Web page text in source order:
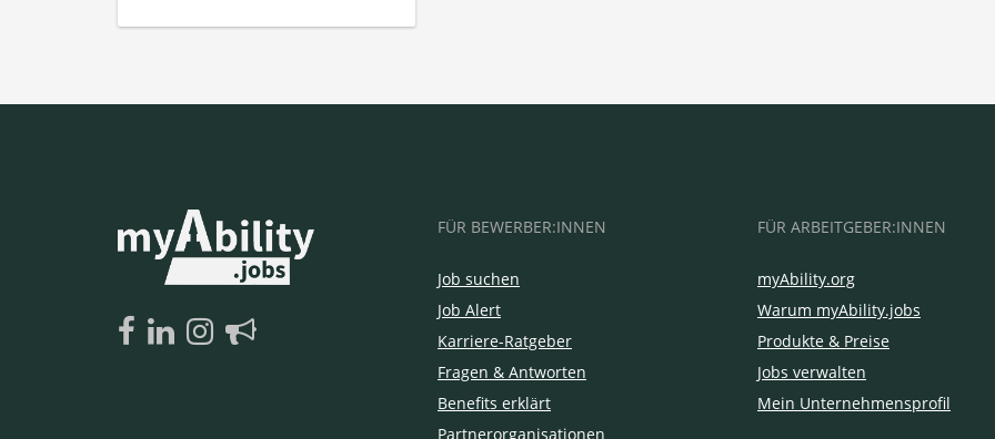
FÜR BEWERBER:INNEN
Job suchen
Job Alert
Karriere-Ratgeber
Fragen & Antworten
Benefits erklärt
Partnerorganisationen
FÜR ARBEITGEBER:INNEN
myAbility.org
Warum myAbility.jobs
Produkte & Preise
Jobs verwalten
Mein Unternehmensprofil